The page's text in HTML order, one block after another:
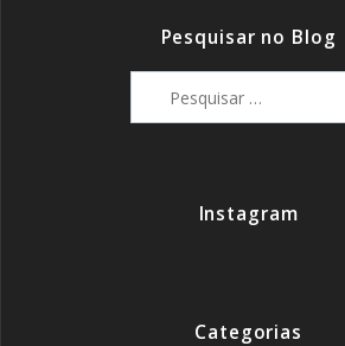
Pesquisar no Blog
Instagram
Categorias